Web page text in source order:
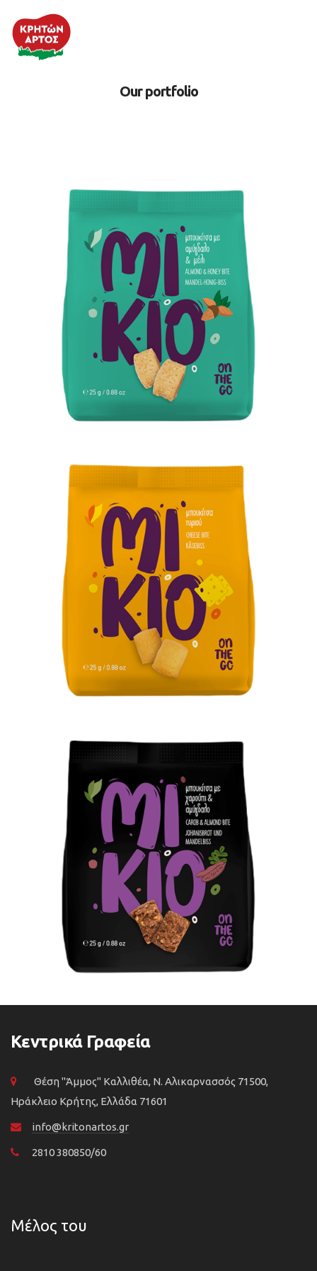
Κρητική Διατροφή
Food Service
Επικοινωνία
Our portfolio
Κεντρικά Γραφεία
Θέση "Άμμος" Καλλιθέα, N. Αλικαρνασσός 71500,
Ηράκλειο Κρήτης, Ελλάδα 71601
info@kritonartos.gr
2810 380850/60
Μέλος του